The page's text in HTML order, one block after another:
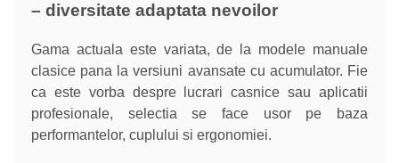
– diversitate adaptata nevoilor
Gama actuala este variata, de la modele manuale
clasice pana la versiuni avansate cu acumulator. Fie
ca este vorba despre lucrari casnice sau aplicatii
profesionale, selectia se face usor pe baza
performantelor, cuplului si ergonomiei.